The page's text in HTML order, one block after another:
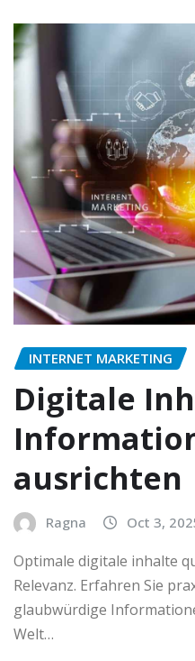
INTERNET MARKETING
Digitale
ausrichten
Ragna Oct 3,
Optimale digitale inhalte
Relevanz. Erfahren Sie
glaubwürdige
Welt…